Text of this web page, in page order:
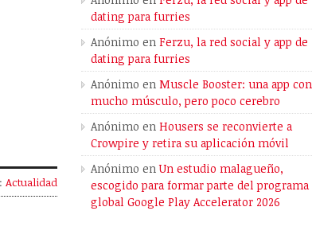
Actualidad
dating para furries
Anónimo en Ferzu, la red social y app de
dating para furries
Anónimo en Muscle Booster: una app con
mucho músculo, pero poco cerebro
Anónimo en Housers se reconvierte a
Crowpire y retira su aplicación móvil
Anónimo enUn estudio malagueño,
escogido para formar parte del programa
global Google Play Accelerator 2026